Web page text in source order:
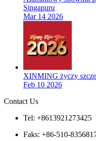
Singapuru
Mar 14 2026
XINMING życzy
Feb 10 2026
Contact Us
Tel: +8613921273425
Faks: +86-510-